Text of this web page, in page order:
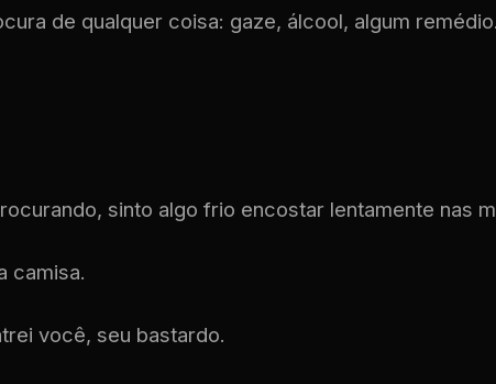
de qualquer coisa: gaze, álcool, algum
sinto algo frio encostar lentamente nas
camisa.
você, seu bastardo.